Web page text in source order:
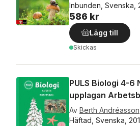
Inbunden, Svenska,
586 kr
Lägg till
Skickas
PULS Biologi 4-6
upplagan
Av Berth Andréasson
Häftad, Svenska,